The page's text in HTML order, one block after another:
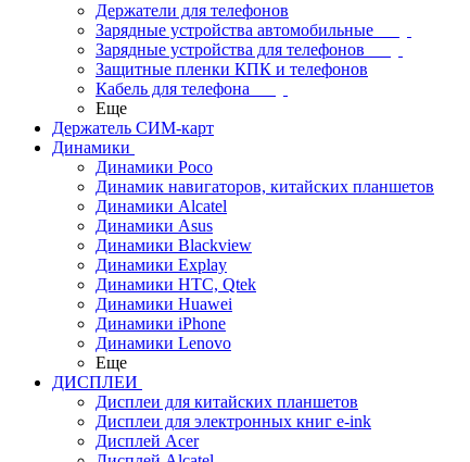
Держатели для телефонов
Зарядные устройства автомобильные
Зарядные устройства для телефонов
Защитные пленки КПК и телефонов
Кабель для телефона
Еще
Держатель СИМ-карт
Динамики
Динамики Poco
Динамик навигаторов, китайских планшетов
Динамики Alcatel
Динамики Asus
Динамики Blackview
Динамики Explay
Динамики HTC, Qtek
Динамики Huawei
Динамики iPhone
Динамики Lenovo
Еще
ДИСПЛЕИ
Дисплеи для китайских планшетов
Дисплеи для электронных книг e-ink
Дисплей Acer